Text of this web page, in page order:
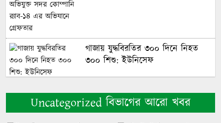
গাজায় যুদ্ধবিরতির ৩০০ দিনে নিহত
৩০০ শিশু: ইউনিসেফ
নালিতাবাড়ীতে সাংবাদিকের দোকানে
তালা ভেঙে মালামাল লুট
Uncategorized বিভাগের আরো খবর